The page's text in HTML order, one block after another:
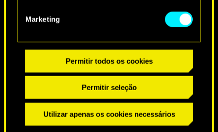
Marketing
Permitir todos os cookies
Permitir seleção
Utilizar apenas os cookies necessários
DESEJOS ESPECIAIS DE ANIVERSÁRIO